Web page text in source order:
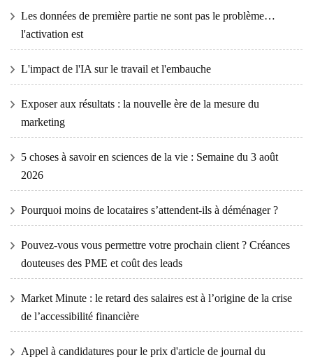
Les données de première partie ne sont pas le problème…
l'activation est
L'impact de l'IA sur le travail et l'embauche
Exposer aux résultats : la nouvelle ère de la mesure du
marketing
5 choses à savoir en sciences de la vie : Semaine du 3 août
2026
Pourquoi moins de locataires s’attendent-ils à déménager ?
Pouvez-vous vous permettre votre prochain client ? Créances
douteuses des PME et coût des leads
Market Minute : le retard des salaires est à l’origine de la crise
de l’accessibilité financière
Appel à candidatures pour le prix d'article de journal du